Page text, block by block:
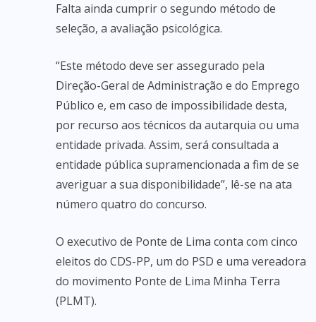
Falta ainda cumprir o segundo método de
seleção, a avaliação psicológica.
“Este método deve ser assegurado pela
Direção-Geral de Administração e do Emprego
Público e, em caso de impossibilidade desta,
por recurso aos técnicos da autarquia ou uma
entidade privada. Assim, será consultada a
entidade pública supramencionada a fim de se
averiguar a sua disponibilidade”, lê-se na ata
número quatro do concurso.
O executivo de Ponte de Lima conta com cinco
eleitos do CDS-PP, um do PSD e uma vereadora
do movimento Ponte de Lima Minha Terra
(PLMT).